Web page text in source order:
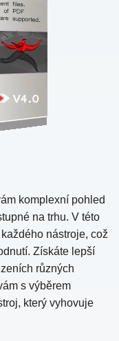
komplexní pohled
na trhu. V této
nástroje, což
Získáte lepší
různých
s výběrem
který vyhovuje